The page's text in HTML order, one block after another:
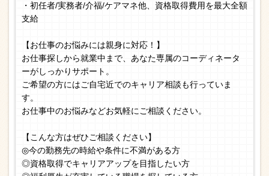
・初任者/実務者/介福/ケアマネ他、資格取得費用を最大全額
支給
【お仕事のお悩みには親身に対応！】
お仕事探しから就業中まで、あなた専属のコーディネータ
ーがしっかりサポート。
ご希望の方にはご自宅近でのキャリア相談も行っていま
す。
お仕事中のお悩みなどお気軽にご相談ください。
【こんな方はぜひご相談ください】
◎今の勤務先の時給や条件に不満がある方
◎資格取得でキャリアアップを目指したい方